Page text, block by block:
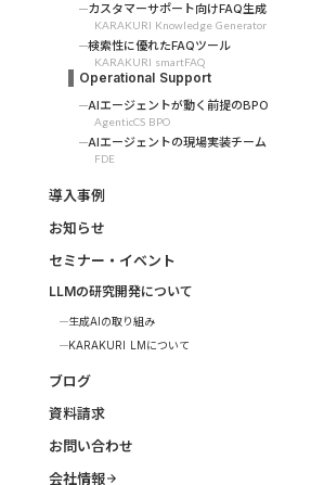
カスタマーサポート向けFAQ生成
KARAKURI Knowledge Generator
検索性に優れたFAQツール
KARAKURI smartFAQ
Operational Support
AIエージェントが動く前提のBPO
AgenticCS BPO
AIエージェントの現場実装チーム
FDE
導入事例
お知らせ
セミナー・イベント
LLMの研究開発について
生成AIの取り組み
KARAKURI LMについて
ブログ
資料請求
お問い合わせ
会社情報arrow_forward